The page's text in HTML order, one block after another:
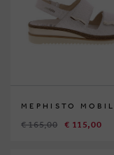
MEPHISTO
€ 165,00 € 115,00